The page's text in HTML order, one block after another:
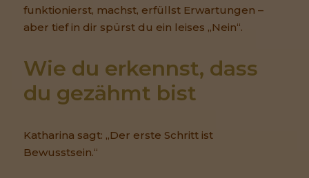
funktionierst, machst, erfüllst Erwartungen –
aber tief in dir spürst du ein leises „Nein“.
Wie du erkennst, dass
du gezähmt bist
Katharina sagt: „Der erste Schritt ist
Bewusstsein.“